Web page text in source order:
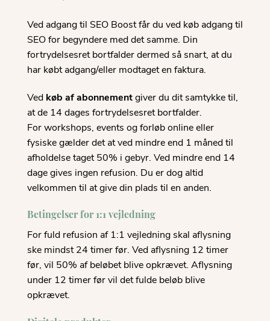
Ved adgang til SEO Boost får du ved køb adgang til
SEO for begyndere med det samme. Din
fortrydelsesret bortfalder dermed så snart, at du
har købt adgang/eller modtaget en faktura.
Ved køb af abonnement giver du dit samtykke til,
at de 14 dages fortrydelsesret bortfalder.
For workshops, events og forløb online eller
fysiske gælder det at ved mindre end 1 måned til
afholdelse taget 50% i gebyr. Ved mindre end 14
dage gives ingen refusion. Du er dog altid
velkommen til at give din plads til en anden.
Betingelser for 1:1 vejledning
For fuld refusion af 1:1 vejledning skal aflysning
ske mindst 24 timer før. Ved aflysning 12 timer
før, vil 50% af beløbet blive opkrævet. Aflysning
under 12 timer før vil det fulde beløb blive
opkrævet.